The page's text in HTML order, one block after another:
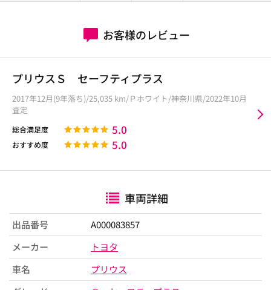
お客様のレビュー
プリウスＳ セーフティプラス
2017年12月(9年落ち)/25,035 km/Ｐホワイト/神奈川県/2022年10月
査定
総合満足度 5.0
おすすめ度 5.0
車両詳細
出品番号
A000083857
メーカー
トヨタ
車名
プリウス